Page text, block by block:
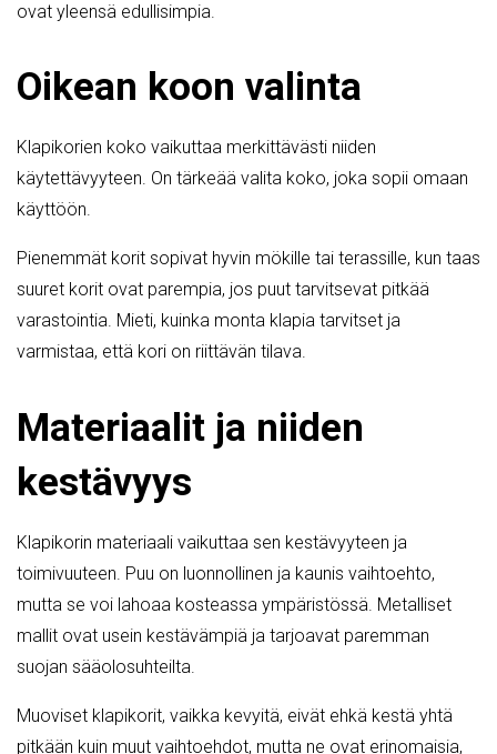
ovat yleensä edullisimpia.
Oikean koon valinta
Klapikorien koko vaikuttaa merkittävästi niiden
käytettävyyteen. On tärkeää valita koko, joka sopii omaan
käyttöön.
Pienemmät korit sopivat hyvin mökille tai terassille, kun taas
suuret korit ovat parempia, jos puut tarvitsevat pitkää
varastointia. Mieti, kuinka monta klapia tarvitset ja
varmistaa, että kori on riittävän tilava.
Materiaalit ja niiden
kestävyys
Klapikorin materiaali vaikuttaa sen kestävyyteen ja
toimivuuteen. Puu on luonnollinen ja kaunis vaihtoehto,
mutta se voi lahoaa kosteassa ympäristössä. Metalliset
mallit ovat usein kestävämpiä ja tarjoavat paremman
suojan sääolosuhteilta.
Muoviset klapikorit, vaikka kevyitä, eivät ehkä kestä yhtä
pitkään kuin muut vaihtoehdot, mutta ne ovat erinomaisia,